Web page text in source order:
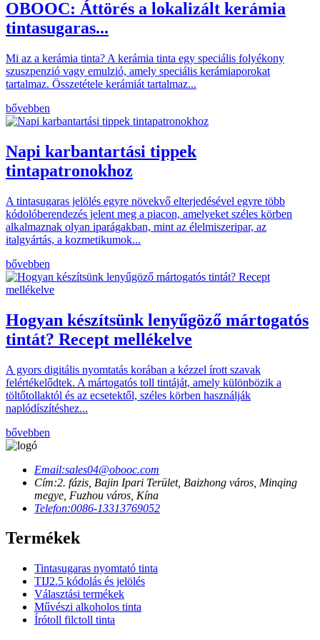
OBOOC: Áttörés a lokalizált kerámia
tintasugaras...
Mi az a kerámia tinta? A kerámia tinta egy speciális folyékony
szuszpenzió vagy emulzió, amely speciális kerámiaporokat
tartalmaz. Összetétele kerámiát tartalmaz...
bővebben
Napi karbantartási tippek
tintapatronokhoz
A tintasugaras jelölés egyre növekvő elterjedésével egyre több
kódolóberendezés jelent meg a piacon, amelyeket széles körben
alkalmaznak olyan iparágakban, mint az élelmiszeripar, az
italgyártás, a kozmetikumok...
bővebben
Hogyan készítsünk lenyűgöző mártogatós
tintát? Recept mellékelve
A gyors digitális nyomtatás korában a kézzel írott szavak
felértékelődtek. A mártogatós toll tintáját, amely különbözik a
töltőtollaktól és az ecsetektől, széles körben használják
naplódíszítéshez...
bővebben
Email:sales04@obooc.com
Cím:2. fázis, Bajin Ipari Terület, Baizhong város, Minqing
megye, Fuzhou város, Kína
Telefon:0086-13313769052
Termékek
Tintasugaras nyomtató tinta
TIJ2.5 kódolás és jelölés
Választási termékek
Művészi alkoholos tinta
Írótoll filctoll tinta